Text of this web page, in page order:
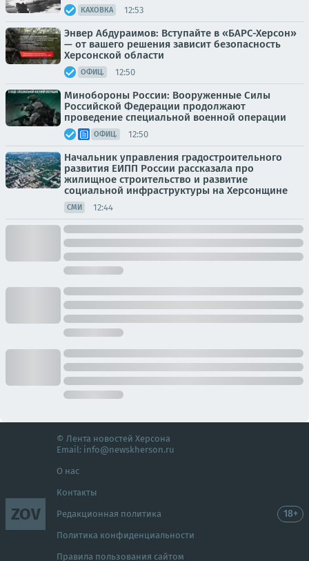
КАХОВКА 12:53
Энвер Абдураимов: Вступайте в «БАРС-Херсон»
— от вашего решения зависит безопасность
Херсонской области
ОФИЦ. 12:50
Минобороны России: Вооруженные Силы
Российской Федерации продолжают
проведение специальной военной операции
ОФИЦ. 12:50
Начальник управления градостроительного
развития ЕИПП России рассказала про
жилищное строительство и развитие
социальной инфраструктуры на Херсонщине
СМИ 12:44
ZOV
© Лента новостей Херсона
Email: info@newskherson.ru
О нас
Контакты
Редакционная политика
Политика конфиденциальности
Правила пользования сайтом
18+